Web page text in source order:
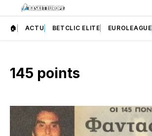
🏠 ACTU BETCLIC ELITE EUROLEAGUE
145 points